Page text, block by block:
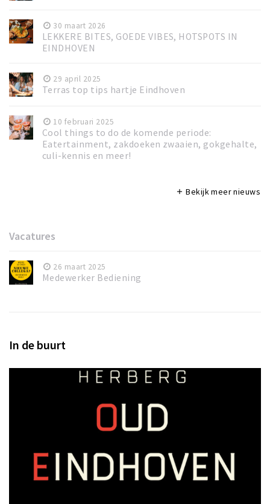
30 maart 2026
LEKKERE BITES, GOEDE VIBES, HOTSPOTS IN
EINDHOVEN
29 april 2025
Terras top tips hartje Eindhoven
10 februari 2025
Cool things to do de komende periode:
Eatertainment, zakdoeken zwaaien, gokgehalte,
culi-kennis en meer!
add Bekijk meer nieuws
Vacatures
26 maart 2025
Medewerker Bediening
In de buurt